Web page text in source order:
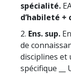
spécialité.
d’habileté +
2. Ens. sup.
de
disciplines et
spécifique __